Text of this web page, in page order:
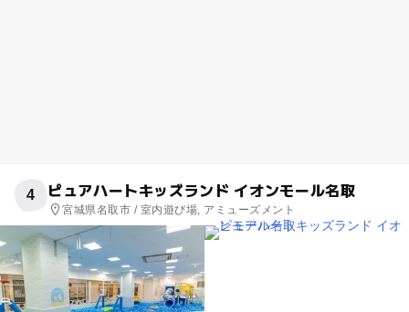
4 ピュアハートキッズランド イオンモール名取
宮城県名取市 / 室内遊び場, アミューズメント